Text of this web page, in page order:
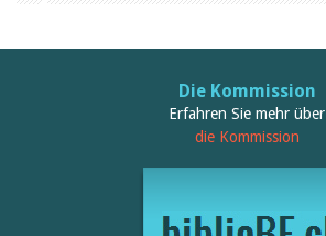
Die Kommission
Erfahren Sie mehr über
die Kommission